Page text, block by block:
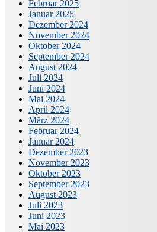
Februar 2025
Januar 2025
Dezember 2024
November 2024
Oktober 2024
September 2024
August 2024
Juli 2024
Juni 2024
Mai 2024
April 2024
März 2024
Februar 2024
Januar 2024
Dezember 2023
November 2023
Oktober 2023
September 2023
August 2023
Juli 2023
Juni 2023
Mai 2023